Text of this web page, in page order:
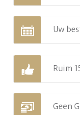
Uw
Ruim
Geen